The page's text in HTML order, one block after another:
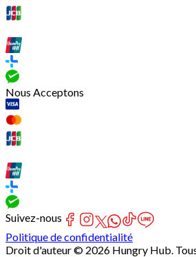
Nous Acceptons
Suivez-nous
Politique de confidentialité
Droit d'auteur © 2026 Hungry Hub.